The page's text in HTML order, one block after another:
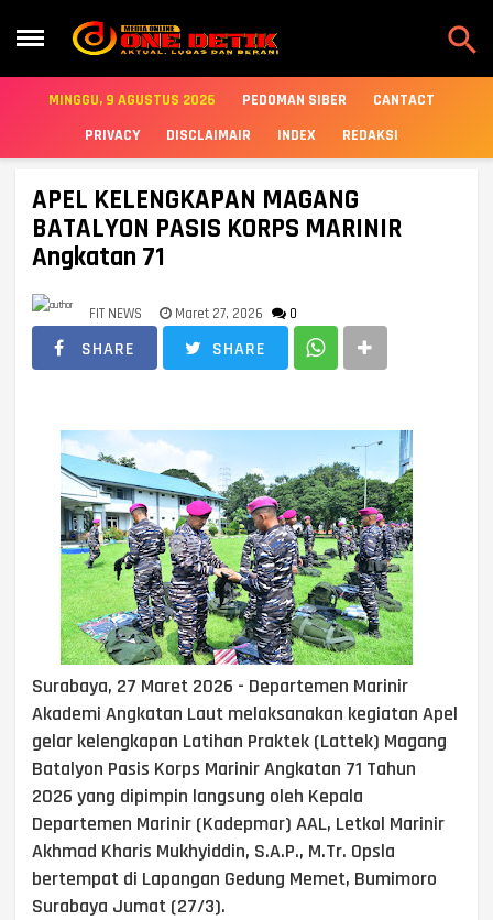

MINGGU, 9 AGUSTUS 2026 PEDOMAN SIBER
CANTACT
PRIVACY
DISCLAIMAIR INDEX REDAKSI
APEL KELENGKAPAN MAGANG
BATALYON PASIS KORPS MARINIR
Angkatan 71
FIT NEWS Maret 27, 2026 0
SHARE SHARE
Surabaya, 27 Maret 2026 - Departemen Marinir
Akademi Angkatan Laut melaksanakan kegiatan Apel
gelar kelengkapan Latihan Praktek (Lattek) Magang
Batalyon Pasis Korps Marinir Angkatan 71 Tahun
2026 yang dipimpin langsung oleh Kepala
Departemen Marinir (Kadepmar) AAL, Letkol Marinir
Akhmad Kharis Mukhyiddin, S.A.P., M.Tr. Opsla
bertempat di Lapangan Gedung Memet, Bumimoro
Surabaya Jumat (27/3).